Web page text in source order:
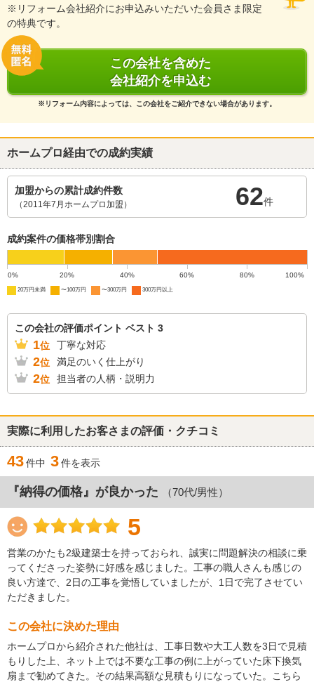
※リフォーム会社紹介にお申込みいただいた会員さま限定
の特典です。
この会社を含めた
会社紹介を申込む
※リフォーム内容によっては、この会社をご紹介できない場合があります。
ホームプロ経由での成約実績
加盟からの累計成約件数
（2011年7月ホームプロ加盟） 62件
成約案件の価格帯別割合
0% 20% 40% 60% 80% 100%
20万円未満 〜100万円 〜300万円 300万円以上
この会社の評価ポイント ベスト 3
1位 丁寧な対応
2位 満足のいく仕上がり
2位 担当者の人柄・説明力
実際に利用したお客さまの評価・クチコミ
43件中 3件を表示
『納得の価格』が良かった （70代/男性）
5
営業のかたも2級建築士を持っておられ、誠実に問題解決の相談に乗
ってくださった姿勢に好感を感じました。工事の職人さんも感じの
良い方達で、2日の工事を覚悟していましたが、1日で完了させてい
ただきました。
この会社に決めた理由
ホームプロから紹介された他社は、工事日数や大工人数を3日で見積
もりした上、ネット上では不要な工事の例に上がっていた床下換気
扇まで勧めてきた。その結果高額な見積もりになっていた。こちら